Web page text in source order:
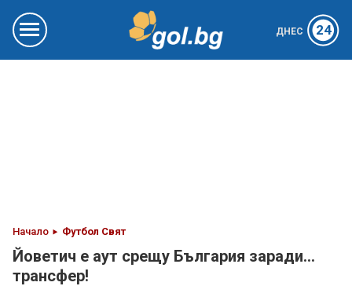
ДНЕС 24
Начало Футбол Свят
Йоветич е аут срещу България заради...
трансфер!